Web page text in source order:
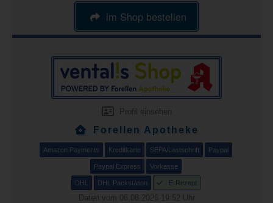
im Shop bestellen
Profil einsehen
Forellen Apotheke
Amazon Payments Kreditkarte SEPA/Lastschrift Paypal
Paypal Express Vorkasse
DHL DHL Packstation E-Rezept
Daten vom 06.08.2026 19:52 Uhr